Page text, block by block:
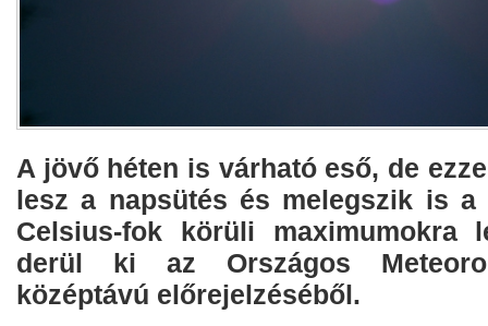
A jövő héten is várható eső, de
lesz a napsütés és melegszik is a
Celsius-fok körüli maximumokra
derül ki az Országos
középtávú előrejelzéséből.